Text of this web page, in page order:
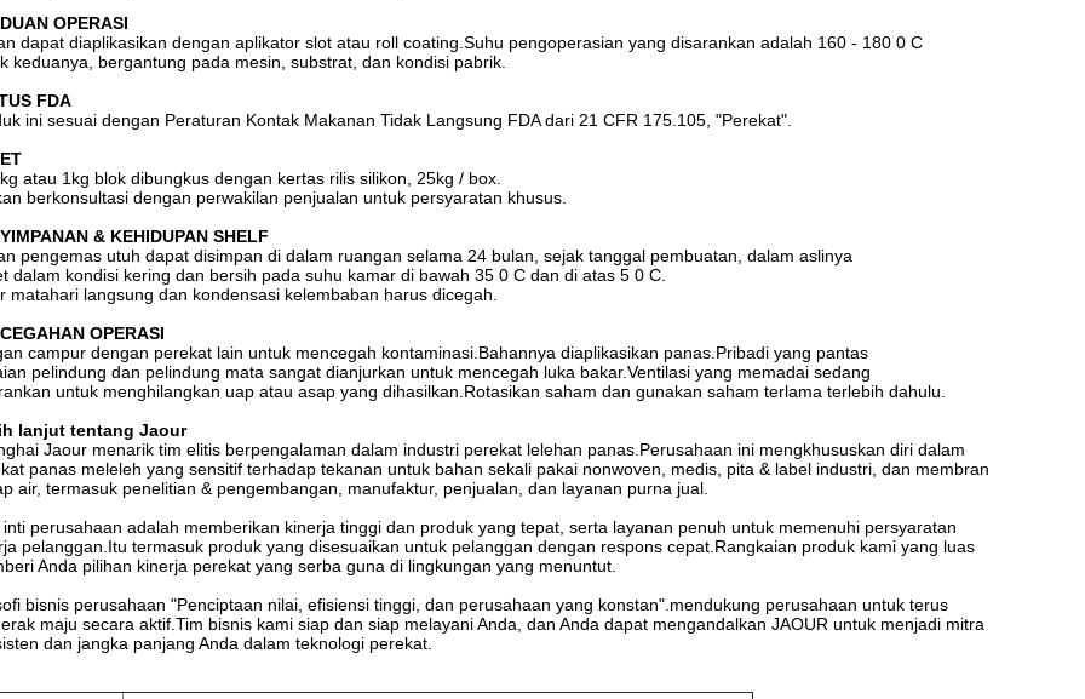
OPERASI
dapat diaplikasikan dengan aplikator slot atau roll coating.Suhu pengoperasian yang disarankan adalah 160 - 180 0 C
keduanya, bergantung pada mesin, substrat, dan kondisi pabrik.
FDA
ini sesuai dengan Peraturan Kontak Makanan Tidak Langsung FDA dari 21 CFR 175.105, "Perekat".
atau 1kg blok dibungkus dengan kertas rilis silikon, 25kg / box.
berkonsultasi dengan perwakilan penjualan untuk persyaratan khusus.
& KEHIDUPAN SHELF
pengemas utuh dapat disimpan di dalam ruangan selama 24 bulan, sejak tanggal pembuatan, dalam aslinya
dalam kondisi kering dan bersih pada suhu kamar di bawah 35 0 C dan di atas 5 0 C.
matahari langsung dan kondensasi kelembaban harus dicegah.
OPERASI
campur dengan perekat lain untuk mencegah kontaminasi.Bahannya diaplikasikan panas.Pribadi yang pantas
pelindung dan pelindung mata sangat dianjurkan untuk mencegah luka bakar.Ventilasi yang memadai sedang
untuk menghilangkan uap atau asap yang dihasilkan.Rotasikan saham dan gunakan saham terlama terlebih dahulu.
lanjut tentang Jaour
Jaour menarik tim elitis berpengalaman dalam industri perekat lelehan panas.Perusahaan ini mengkhususkan diri dalam
panas meleleh yang sensitif terhadap tekanan untuk bahan sekali pakai nonwoven, medis, pita & label industri, dan membran
air, termasuk penelitian & pengembangan, manufaktur, penjualan, dan layanan purna jual.
inti perusahaan adalah memberikan kinerja tinggi dan produk yang tepat, serta layanan penuh untuk memenuhi persyaratan
pelanggan.Itu termasuk produk yang disesuaikan untuk pelanggan dengan respons cepat.Rangkaian produk kami yang luas
Anda pilihan kinerja perekat yang serba guna di lingkungan yang menuntut.
bisnis perusahaan "Penciptaan nilai, efisiensi tinggi, dan perusahaan yang konstan".mendukung perusahaan untuk terus
maju secara aktif.Tim bisnis kami siap dan siap melayani Anda, dan Anda dapat mengandalkan JAOUR untuk menjadi mitra
dan jangka panjang Anda dalam teknologi perekat.